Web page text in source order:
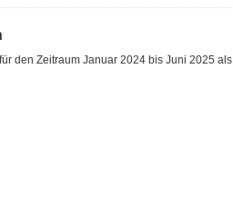
den Zeitraum Januar 2024 bis Juni 2025 als